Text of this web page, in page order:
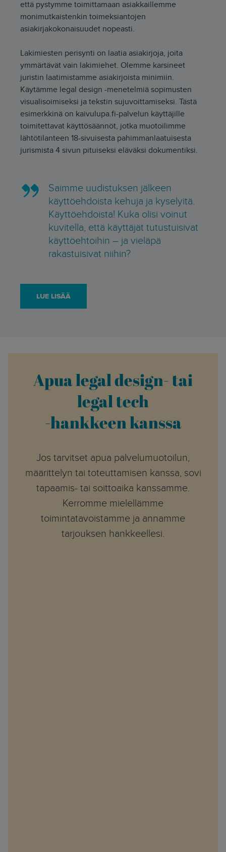
että pystymme toimittamaan asiakkaillemme
monimutkaistenkin toimeksiantojen
asiakirjakokonaisuudet nopeasti.
Lakimiesten perisynti on laatia asiakirjoja, joita
ymmärtävät vain lakimiehet. Olemme karsineet
juristin laatimistamme asiakirjoista minimiin.
Käytämme legal design -menetelmiä sopimusten
visualisoimiseksi ja tekstin sujuvoittamiseksi. Tästä
esimerkkinä on kaivulupa.fi-palvelun käyttäjille
toimitettavat käyttösäännöt, jotka muotoilimme
lähtötilanteen 18-sivuisesta pahimmanlaatuisesta
jurismista 4 sivun pituiseksi eläväksi dokumentiksi.
Saimme uudistuksen jälkeen
käyttöehdoista kehuja ja kyselyitä.
Käyttöehdoista! Kuka olisi voinut
kuvitella, että käyttäjät tutustuisivat
käyttöehtoihin – ja vieläpä
rakastuisivat niihin?
LUE LISÄÄ
Apua legal design- tai
legal tech
-hankkeen kanssa
Jos tarvitset apua palvelumuotoilun,
määrittelyn tai toteuttamisen kanssa, sovi
tapaamis- tai soittoaika kanssamme.
Kerromme mielellämme
toimintatavoistamme ja annamme
tarjouksen hankkeellesi.